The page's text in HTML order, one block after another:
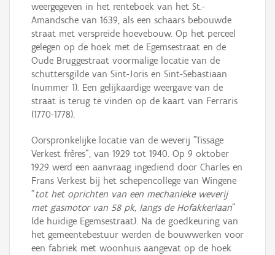
weergegeven in het renteboek van het St.-
Amandsche van 1639, als een schaars bebouwde
straat met verspreide hoevebouw. Op het perceel
gelegen op de hoek met de Egemsestraat en de
Oude Bruggestraat voormalige locatie van de
schuttersgilde van Sint-Joris en Sint-Sebastiaan
(nummer 1). Een gelijkaardige weergave van de
straat is terug te vinden op de kaart van Ferraris
(1770-1778).
Oorspronkelijke locatie van de weverij "Tissage
Verkest frères", van 1929 tot 1940. Op 9 oktober
1929 werd een aanvraag ingediend door Charles en
Frans Verkest bij het schepencollege van Wingene
"tot het oprichten van een mechanieke weverij
met gasmotor van 58 pk, langs de Hofakkerlaan"
(de huidige Egemsestraat). Na de goedkeuring van
het gemeentebestuur werden de bouwwerken voor
een fabriek met woonhuis aangevat op de hoek